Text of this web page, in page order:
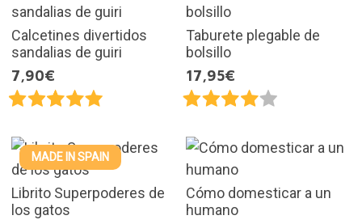
Calcetines divertidos
sandalias de guiri
7,90€
Taburete plegable de
bolsillo
17,95€
MADE IN SPAIN
Librito Superpoderes de
los gatos
Cómo domesticar a un
humano